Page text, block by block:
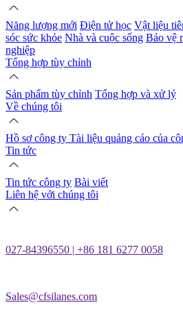
Năng lượng mới Điện tử học Vật liệu
sóc sức khỏe Nhà và cuộc sống Bảo vệ
nghiệp
Tổng hợp tùy chỉnh
Sản phẩm tùy chỉnh Tổng hợp và xử lý
Về chúng tôi
Hồ sơ công ty Tài liệu quảng cáo của
Tin tức
Tin tức công ty Bài viết
Liên hệ với chúng tôi
027-84396550 | +86 181 6277 0058
Sales@cfsilanes.com